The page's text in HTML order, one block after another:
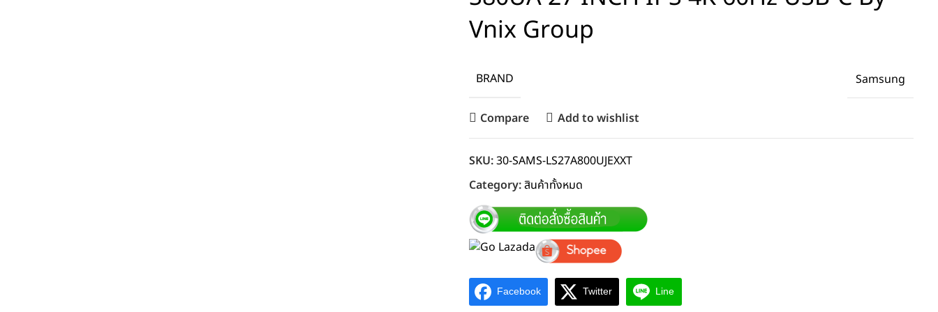
Vnix Group
BRAND Samsung
Compare Add to wishlist
SKU:30-SAMS-LS27A800UJEXXT
Category:สินค้าทั้งหมด
Facebook Twitter Line